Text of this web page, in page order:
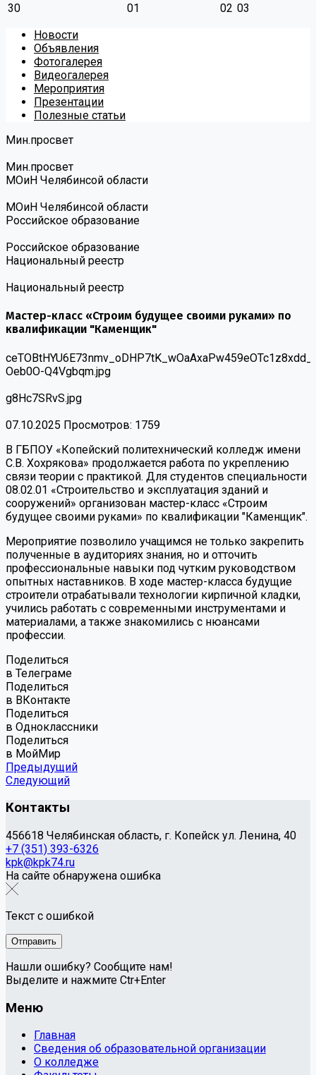
30
01 02 03
Новости
Объявления
Фотогалерея
Видеогалерея
Мероприятия
Презентации
Полезные статьи
Мин.просвет
Мин.просвет
МОиН Челябинсой области
МОиН Челябинсой области
Российское образование
Российское образование
Национальный реестр
Национальный реестр
Мастер-класс «Строим будущее своими руками» по
квалификации "Каменщик"
Oeb0O-Q4Vgbqm.jpg
g8Hc7SRvS.jpg
07.10.2025 Просмотров: 1759
В ГБПОУ «Копейский политехнический колледж имени
С.В. Хохрякова» продолжается работа по укреплению
связи теории с практикой. Для студентов специальности
08.02.01 «Строительство и эксплуатация зданий и
сооружений» организован мастер-класс «Строим
будущее своими руками» по квалификации "Каменщик".
Мероприятие позволило учащимся не только закрепить
полученные в аудиториях знания, но и отточить
профессиональные навыки под чутким руководством
опытных наставников. В ходе мастер-класса будущие
строители отрабатывали технологии кирпичной кладки,
учились работать с современными инструментами и
материалами, а также знакомились с нюансами
профессии.
Поделиться
в Телеграме
Поделиться
в ВКонтакте
Поделиться
в Одноклассники
Поделиться
в МойМир
Предыдущий
Следующий
Контакты
456618 Челябинская область, г. Копейск ул. Ленина, 40
+7 (351) 393-6326
kpk@kpk74.ru
На сайте обнаружена ошибка
Текст с ошибкой
Нашли ошибку? Сообщите нам!
Выделите и нажмите Ctr+Enter
Меню
Главная
Сведения об образовательной организации
О колледже